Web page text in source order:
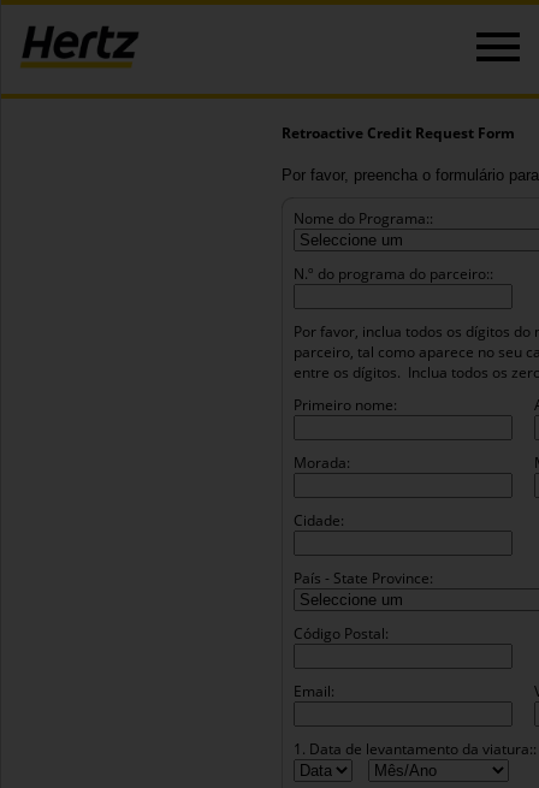
Retroactive Credit Request Form
Por favor, preencha o formulário
Nome do Programa::
N.º do programa do parceiro::
Por favor, inclua todos os dígitos
parceiro, tal como aparece no seu
entre os dígitos. Inclua todos os
Primeiro nome:
Morada:
Cidade:
País - State Province:
Código Postal:
Email:
1. Data de levantamento da viatura::